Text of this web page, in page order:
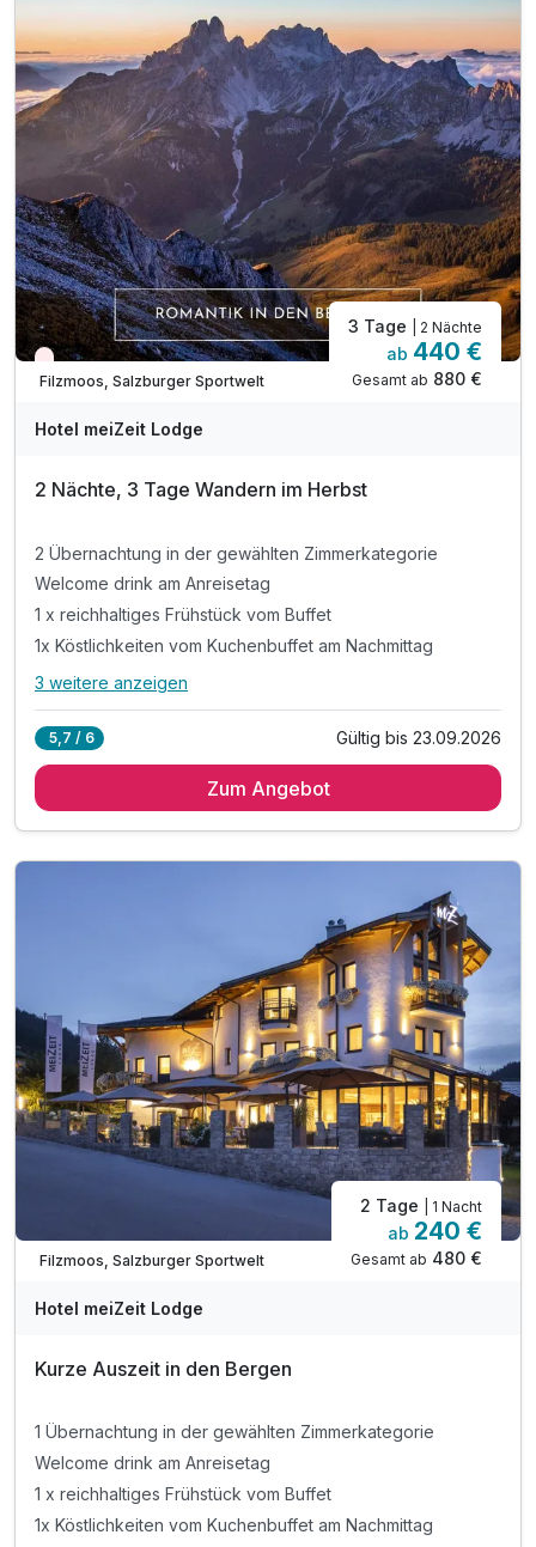
inkl. Nutzung vom Wellnessbereich
inkl. Papageno - Gondelbahn (Di, Do, Sa oder So)
BONUS inkl. Late Check out bis 18.00 Uhr
Wieder frei ab September
Filzmoos, Salzburger Sportwelt
3 Tage | 2 Nächte
ab 440 €
Gesamt ab 880 €
Hotel meiZeit Lodge
2 Nächte, 3 Tage Wandern im Herbst
2 Übernachtung in der gewählten Zimmerkategorie
Welcome drink am Anreisetag
1 x reichhaltiges Frühstück vom Buffet
1x Köstlichkeiten vom Kuchenbuffet am Nachmittag
Alle Inklusivleistungen
Welcome drink am Anreisetag
inkl. Gondelfahrt (Di, Do, Sa oder So)
3 weitere anzeigen
5,7 / 6 Gültig bis 23.09.2026
Zum Angebot
Filzmoos, Salzburger Sportwelt
2 Tage | 1 Nacht
ab 240 €
Gesamt ab 480 €
Hotel meiZeit Lodge
Kurze Auszeit in den Bergen
1 Übernachtung in der gewählten Zimmerkategorie
Welcome drink am Anreisetag
1 x reichhaltiges Frühstück vom Buffet
1x Köstlichkeiten vom Kuchenbuffet am Nachmittag